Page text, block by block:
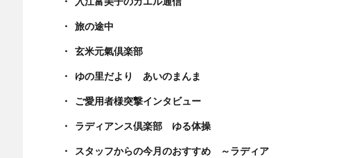
旅の途中
玄米元氣倶楽部
ゆの里だより あいのまんま
ご愛用者様突撃インタビュー
ラディアンス倶楽部 ゆる体操
スタッフからの今月のおすすめ ～ラディア